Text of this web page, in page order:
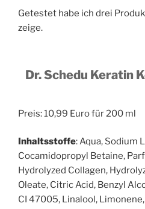
Getestet habe ich drei
zeige.
Dr. Schedu Keratin
Preis: 10,99 Euro für 200 ml
Inhaltsstoffe: Aqua, Sodium
Cocamidopropyl Betaine,
Hydrolyzed Collagen,
Oleate, Citric Acid, Benzyl
CI 47005, Linalool,